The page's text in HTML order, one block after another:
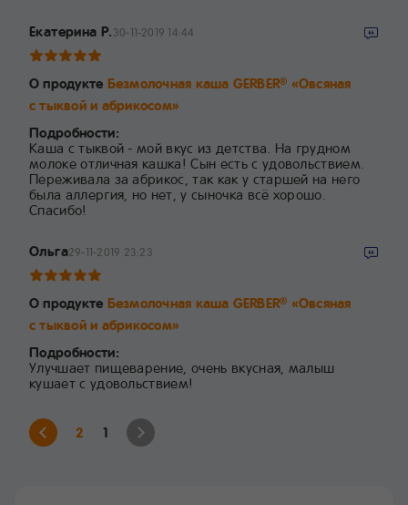
Екатерина Р.30-11-2019 14:44
О продукте Безмолочная каша GERBER® «Овсяная
с тыквой и абрикосом»
Подробности:
Каша с тыквой - мой вкус из детства. На грудном
молоке отличная кашка! Сын есть с удовольствием.
Переживала за абрикос, так как у старшей на него
была аллергия, но нет, у сыночка всё хорошо.
Спасибо!
Ольга29-11-2019 23:23
О продукте Безмолочная каша GERBER® «Овсяная
с тыквой и абрикосом»
Подробности:
Улучшает пищеварение, очень вкусная, малыш
кушает с удовольствием!
2 1